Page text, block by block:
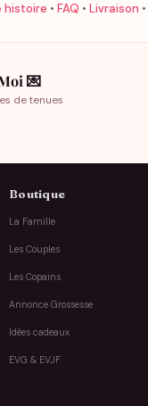
histoire • FAQ • Livraison •
💌
de tenues
Boutique
La Famille
Les Couples
Les Copains
Annonce Grossesse
Idées cadeaux
EVG & EVJF